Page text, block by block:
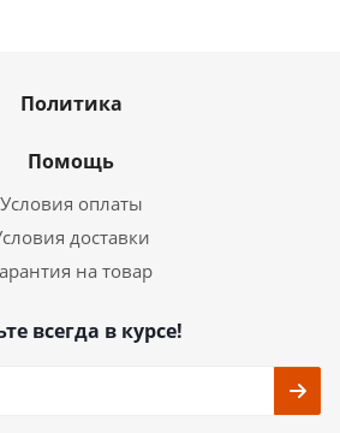
Политика
Помощь
Условия оплаты
доставки
на товар
всегда в курсе!